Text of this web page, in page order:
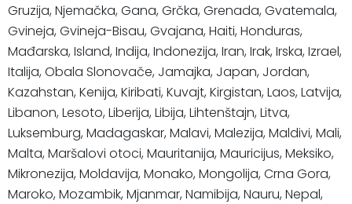
Gruzija, Njemačka, Gana, Grčka, Grenada, Gvatemala,
Gvineja, Gvineja-Bisau, Gvajana, Haiti, Honduras,
Mađarska, Island, Indija, Indonezija, Iran, Irak, Irska, Izrael,
Italija, Obala Slonovače, Jamajka, Japan, Jordan,
Kazahstan, Kenija, Kiribati, Kuvajt, Kirgistan, Laos, Latvija,
Libanon, Lesoto, Liberija, Libija, Lihtenštajn, Litva,
Luksemburg, Madagaskar, Malavi, Malezija, Maldivi, Mali,
Malta, Maršalovi otoci, Mauritanija, Mauricijus, Meksiko,
Mikronezija, Moldavija, Monako, Mongolija, Crna Gora,
Maroko, Mozambik, Mjanmar, Namibija, Nauru, Nepal,